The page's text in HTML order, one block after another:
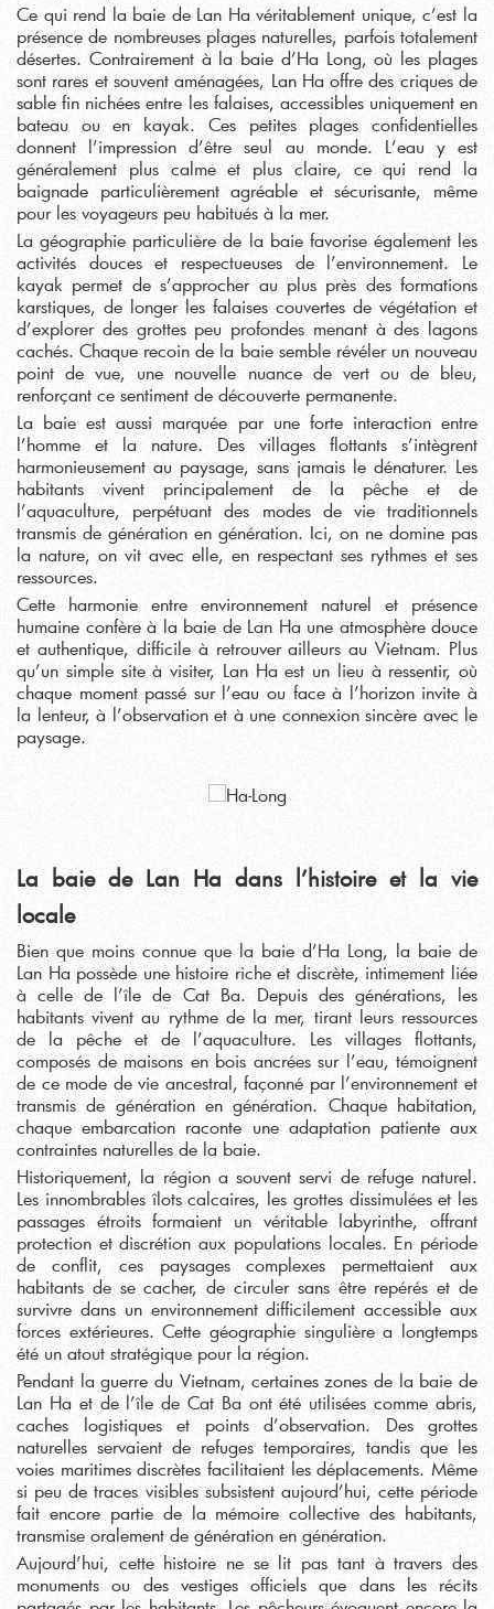
Ce qui rend la baie de Lan Ha véritablement unique, c’est la
présence de nombreuses plages naturelles, parfois totalement
désertes. Contrairement à la baie d’Ha Long, où les plages
sont rares et souvent aménagées, Lan Ha offre des criques de
sable fin nichées entre les falaises, accessibles uniquement en
bateau ou en kayak. Ces petites plages confidentielles
donnent l’impression d’être seul au monde. L’eau y est
généralement plus calme et plus claire, ce qui rend la
baignade particulièrement agréable et sécurisante, même
pour les voyageurs peu habitués à la mer.
La géographie particulière de la baie favorise également les
activités douces et respectueuses de l’environnement. Le
kayak permet de s’approcher au plus près des formations
karstiques, de longer les falaises couvertes de végétation et
d’explorer des grottes peu profondes menant à des lagons
cachés. Chaque recoin de la baie semble révéler un nouveau
point de vue, une nouvelle nuance de vert ou de bleu,
renforçant ce sentiment de découverte permanente.
La baie est aussi marquée par une forte interaction entre
l’homme et la nature. Des villages flottants s’intègrent
harmonieusement au paysage, sans jamais le dénaturer. Les
habitants vivent principalement de la pêche et de
l’aquaculture, perpétuant des modes de vie traditionnels
transmis de génération en génération. Ici, on ne domine pas
la nature, on vit avec elle, en respectant ses rythmes et ses
ressources.
Cette harmonie entre environnement naturel et présence
humaine confère à la baie de Lan Ha une atmosphère douce
et authentique, difficile à retrouver ailleurs au Vietnam. Plus
qu’un simple site à visiter, Lan Ha est un lieu à ressentir, où
chaque moment passé sur l’eau ou face à l’horizon invite à
la lenteur, à l’observation et à une connexion sincère avec le
paysage.
La baie de Lan Ha dans l’histoire et la vie
locale
Bien que moins connue que la baie d’Ha Long, la baie de
Lan Ha possède une histoire riche et discrète, intimement liée
à celle de l’île de Cat Ba. Depuis des générations, les
habitants vivent au rythme de la mer, tirant leurs ressources
de la pêche et de l’aquaculture. Les villages flottants,
composés de maisons en bois ancrées sur l’eau, témoignent
de ce mode de vie ancestral, façonné par l’environnement et
transmis de génération en génération. Chaque habitation,
chaque embarcation raconte une adaptation patiente aux
contraintes naturelles de la baie.
Historiquement, la région a souvent servi de refuge naturel.
Les innombrables îlots calcaires, les grottes dissimulées et les
passages étroits formaient un véritable labyrinthe, offrant
protection et discrétion aux populations locales. En période
de conflit, ces paysages complexes permettaient aux
habitants de se cacher, de circuler sans être repérés et de
survivre dans un environnement difficilement accessible aux
forces extérieures. Cette géographie singulière a longtemps
été un atout stratégique pour la région.
Pendant la guerre du Vietnam, certaines zones de la baie de
Lan Ha et de l’île de Cat Ba ont été utilisées comme abris,
caches logistiques et points d’observation. Des grottes
naturelles servaient de refuges temporaires, tandis que les
voies maritimes discrètes facilitaient les déplacements. Même
si peu de traces visibles subsistent aujourd’hui, cette période
fait encore partie de la mémoire collective des habitants,
transmise oralement de génération en génération.
Aujourd’hui, cette histoire ne se lit pas tant à travers des
monuments ou des vestiges officiels que dans les récits